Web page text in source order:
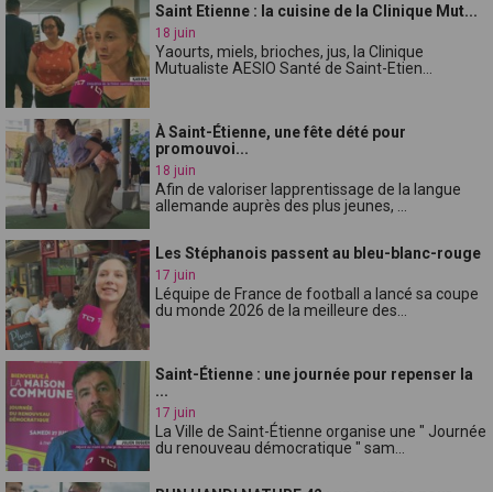
Saint Etienne : la cuisine de la Clinique Mut...
18 juin
Yaourts, miels, brioches, jus, la Clinique
Mutualiste AESIO Santé de Saint-Etien...
À Saint-Étienne, une fête dété pour
promouvoi...
18 juin
Afin de valoriser lapprentissage de la langue
allemande auprès des plus jeunes, ...
Les Stéphanois passent au bleu-blanc-rouge
17 juin
Léquipe de France de football a lancé sa coupe
du monde 2026 de la meilleure des...
Saint-Étienne : une journée pour repenser la
...
17 juin
La Ville de Saint-Étienne organise une " Journée
du renouveau démocratique " sam...